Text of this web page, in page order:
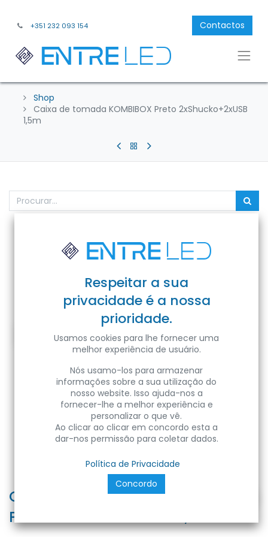
+351 232 093 154 Contactos
Shop
Caixa de tomada KOMBIBOX Preto 2xShucko+2xUSB
1,5m
Caixa de tomada KOMBIBOX
Preto 2xShucko+2xUSB 1,5m
Respeitar a sua
privacidade é a nossa
prioridade.
Usamos cookies para lhe fornecer uma
melhor experiência de usuário.
Nós usamo-los para armazenar
informações sobre a sua utilização do
nosso website. Isso ajuda-nos a
fornecer-lhe a melhor experiência e
personalizar o que vê.
Ao clicar ao clicar em concordo esta a
dar-nos permissão para coletar dados.
Política de Privacidade
Concordo